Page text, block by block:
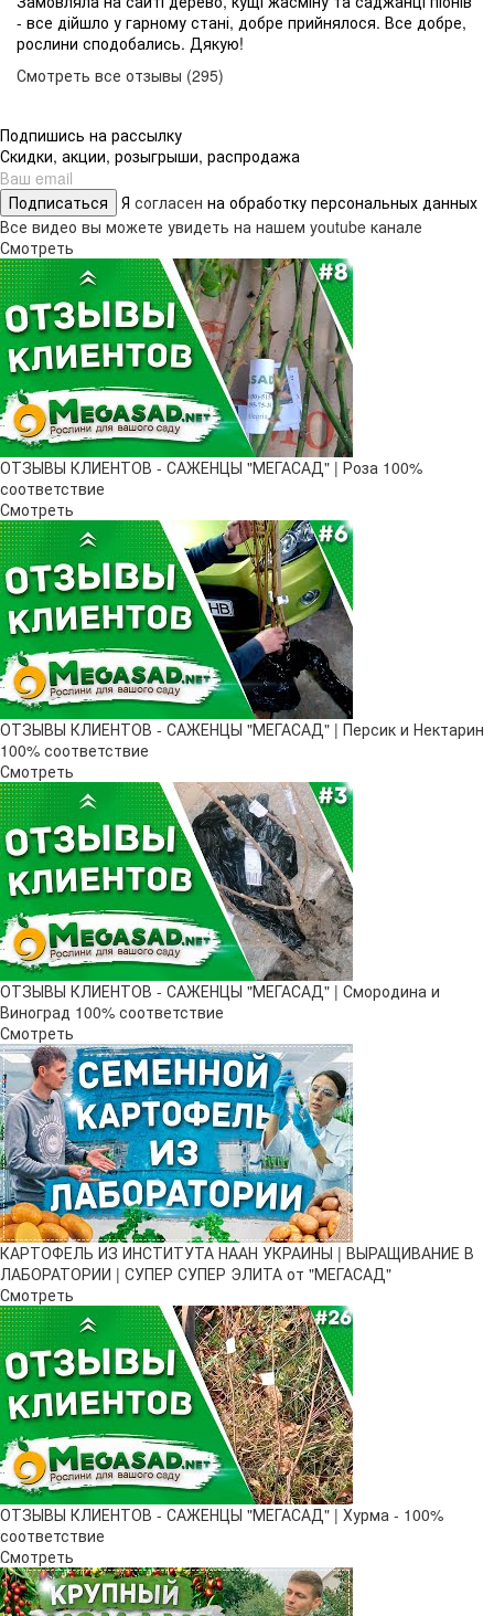
- все дійшло у гарному стані, добре прийнялося. Все добре,
рослини сподобались. Дякую!
Смотреть все отзывы (295)
Подпишись на рассылку
Скидки, акции, розыгрыши, распродажа
Подписаться Я согласен на обработку персональных данных
Все видео вы можете увидеть на нашем youtube канале
Смотреть
ОТЗЫВЫ КЛИЕНТОВ - САЖЕНЦЫ "МЕГАСАД" | Роза 100%
соответствие
Смотреть
ОТЗЫВЫ КЛИЕНТОВ - САЖЕНЦЫ "МЕГАСАД" | Персик и Нектарин
100% соответствие
Смотреть
ОТЗЫВЫ КЛИЕНТОВ - САЖЕНЦЫ "МЕГАСАД" | Смородина и
Виноград 100% соответствие
Смотреть
КАРТОФЕЛЬ ИЗ ИНСТИТУТА НААН УКРАИНЫ | ВЫРАЩИВАНИЕ В
ЛАБОРАТОРИИ | СУПЕР СУПЕР ЭЛИТА от "МЕГАСАД"
Смотреть
ОТЗЫВЫ КЛИЕНТОВ - САЖЕНЦЫ "МЕГАСАД" | Хурма - 100%
соответствие
Смотреть